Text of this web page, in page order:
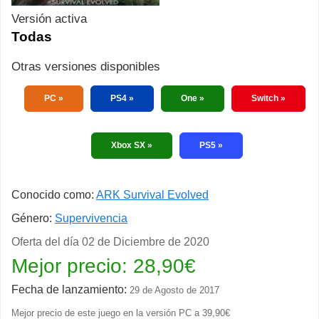
Versión activa
Todas
Otras versiones disponibles
PC PS4 One Switch
Xbox SX PS5
Conocido como: ARK Survival Evolved
Género: Supervivencia
Oferta del día 02 de Diciembre de 2020
Mejor precio: 28,90€
Fecha de lanzamiento: 29 de Agosto de 2017
Mejor precio de este juego en la versión PC a 39,90€